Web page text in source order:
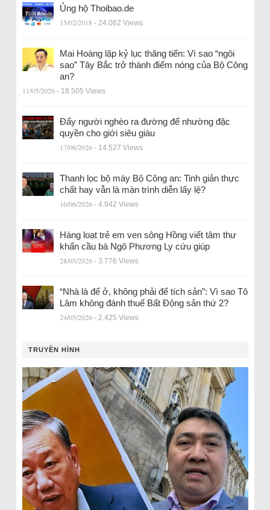
Ủng hộ Thoibao.de
15/02/2018 - 24.062 Views
Mai Hoàng lập kỷ lục thăng tiến: Vì sao “ngôi
sao” Tây Bắc trở thành điểm nóng của Bộ Công
an?
11/05/2026 - 18.505 Views
Đẩy người nghèo ra đường để nhường đặc
quyền cho giới siêu giàu
17/06/2026 - 14.527 Views
Thanh lọc bộ máy Bộ Công an: Tinh giản thực
chất hay vẫn là màn trình diễn lấy lệ?
16/06/2026 - 4.942 Views
Hàng loạt trẻ em ven sông Hồng viết tâm thư
khẩn cầu bà Ngô Phương Ly cứu giúp
28/05/2026 - 3.776 Views
“Nhà là để ở, không phải để tích sản”: Vì sao Tô
Lâm không đánh thuế Bất Động sản thứ 2?
24/05/2026 - 2.425 Views
TRUYỀN HÌNH